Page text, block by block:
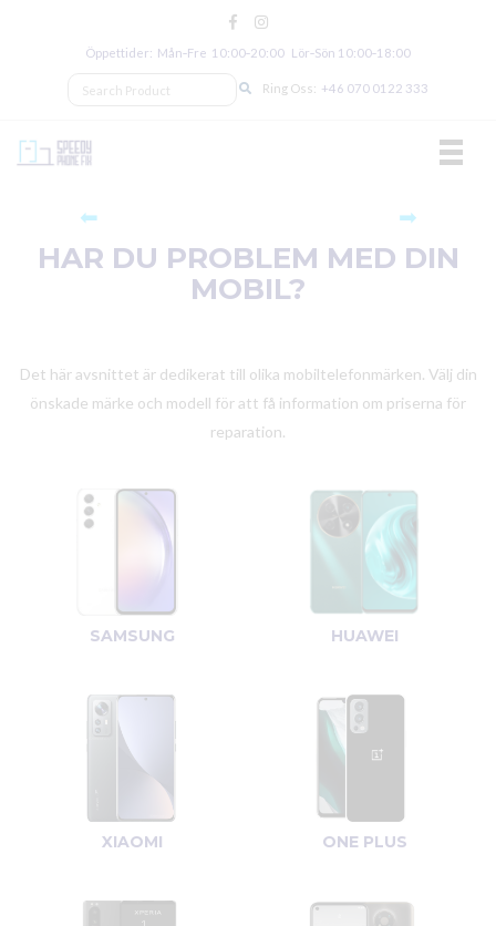
Öppettider: Mån‑Fre 10:00‑20:00 Lör‑Sön 10:00‑18:00
Ring Oss: +46 070 0122 333
⬅ ➡
HAR DU PROBLEM MED DIN
MOBIL?
Det här avsnittet är dedikerat till olika mobiltelefonmärken. Välj din
önskade märke och modell för att få information om priserna för
reparation.
SAMSUNG HUAWEI
XIAOMI ONE PLUS